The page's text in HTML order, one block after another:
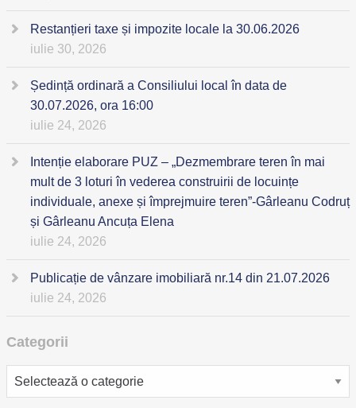
Restanțieri taxe și impozite locale la 30.06.2026
iulie 30, 2026
Ședință ordinară a Consiliului local în data de
30.07.2026, ora 16:00
iulie 24, 2026
Intenție elaborare PUZ – „Dezmembrare teren în mai
mult de 3 loturi în vederea construirii de locuințe
individuale, anexe și împrejmuire teren”-Gârleanu Codruț
și Gârleanu Ancuța Elena
iulie 24, 2026
Publicație de vânzare imobiliară nr.14 din 21.07.2026
iulie 24, 2026
Categorii
Categorii